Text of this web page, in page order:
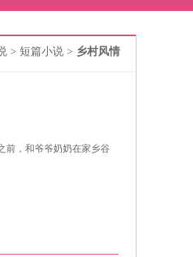
> 短篇小说 > 乡村风情
前，和爷爷奶奶在家乡谷